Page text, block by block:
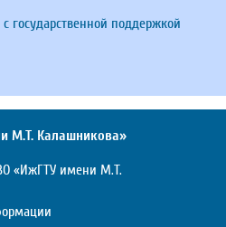
государственной поддержкой
М.Т. Калашникова»
«ИжГТУ имени М.Т.